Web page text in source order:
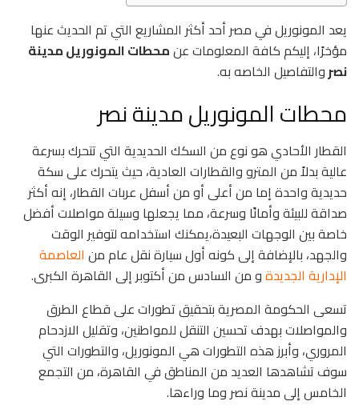
يعد المونوريل في مصر أحد أكثر المشاريع التي تم الحديث عنها
مؤخرًا، إليكم كافة المعلومات عنمحطات المونوريل مدينة
نصروالتفاصيل الخاصه به.
محطات المونوريل مدينة نصر
القطار الأحادي هو نوع من السكك الحديدية التي تتحرك بسرعة
عالية بدلاً من المترو والقطارات العادية، حيث يتحرك على سكة
حديدية واحدة إما من أعلى أو من أسفل عربات القطار، إنه أكثر
صداقة للبيئة وأمانًا وسرعة، مما يجعلها وسيلة مواصلات أفضل
خاصة بين الوجهات البعيدة،يمكنك استخدامه لتوفير الوقت
والجهد، بالإضافة إلى كونه أول سيارة نقل عام من العاصمة
الإدارية الجديدةو من السادس من أكتوبر إلى القاهرة الكبرى.
تسعى الحكومة المصرية بتحقيق تطورات على قطاع الطرق
والمواصلات بهدف تحسين التنقل للمواطنين، وتقليل الازدحام
المروري، وأبرز هذه التطورات هي المونوريل، والتطورات التي
سوف تشاهدها العديد من المناطق في القاهرة، من التجمع
الخامس إلى مدينة نصر وما وراءها.